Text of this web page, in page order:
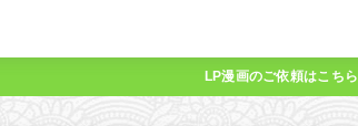
LP漫画のご依頼はこちら